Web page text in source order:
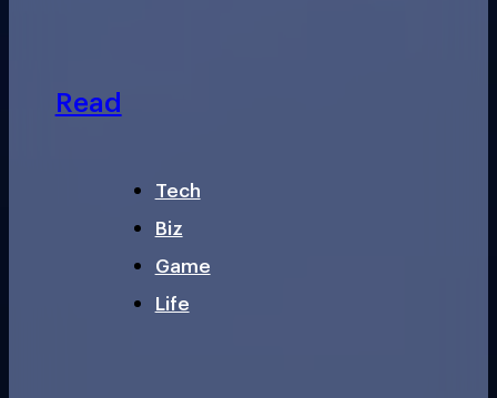
Read
Tech
Biz
Game
Life